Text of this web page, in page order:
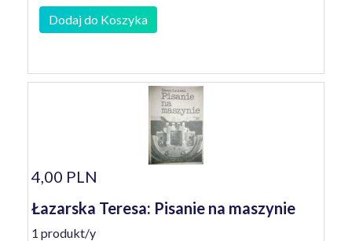
Dodaj do Koszyka
4,00 PLN
Łazarska Teresa: Pisanie na maszynie
1 produkt/y